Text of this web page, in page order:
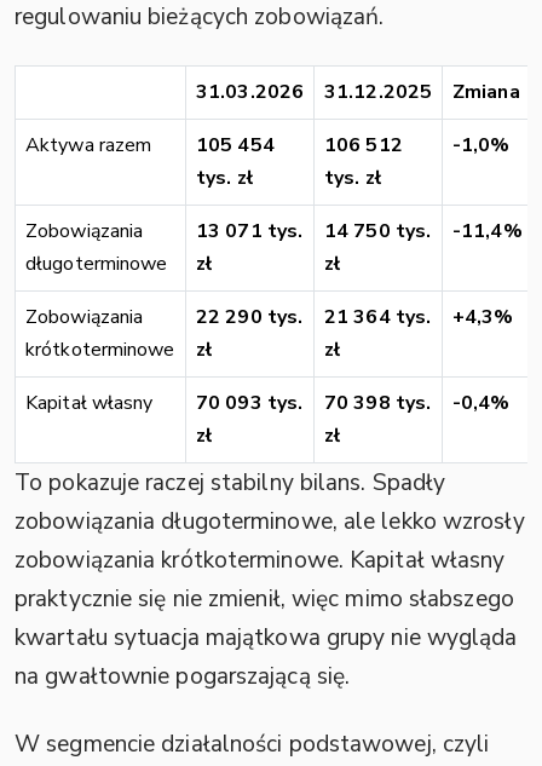
regulowaniu bieżących zobowiązań.
31.03.2026 31.12.2025
Zmiana
Aktywa razem
105 454
tys. zł
106 512
tys. zł
-1,0%
Zobowiązania
długoterminowe
13 071 tys.
zł
14 750 tys.
zł
-11,4%
Zobowiązania
krótkoterminowe
22 290 tys.
zł
21 364 tys.
zł
+4,3%
Kapitał własny
70 093 tys.
zł
70 398 tys.
zł
-0,4%
To pokazuje raczej stabilny bilans. Spadły
zobowiązania długoterminowe, ale lekko wzrosły
zobowiązania krótkoterminowe. Kapitał własny
praktycznie się nie zmienił, więc mimo słabszego
kwartału sytuacja majątkowa grupy nie wygląda
na gwałtownie pogarszającą się.
W segmencie działalności podstawowej, czyli